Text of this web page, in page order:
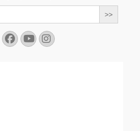
Facebook
YouTube
Instagram